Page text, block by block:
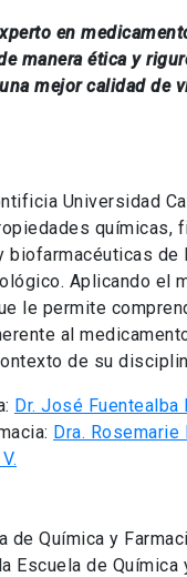
en
manera ética y
mejor calidad de
Universidad
Aplicando
le permite
al
de su
Dr. José Fuentealba
Dra. Rosemarie
de Química y
Escuela de Química